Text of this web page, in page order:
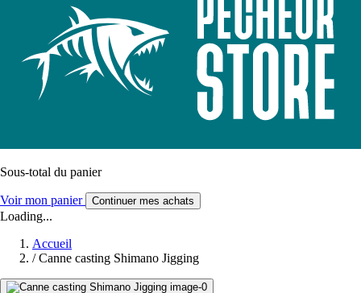
Sous-total du panier
Voir mon panier Continuer mes achats
Loading...
Accueil
/ Canne casting Shimano Jigging